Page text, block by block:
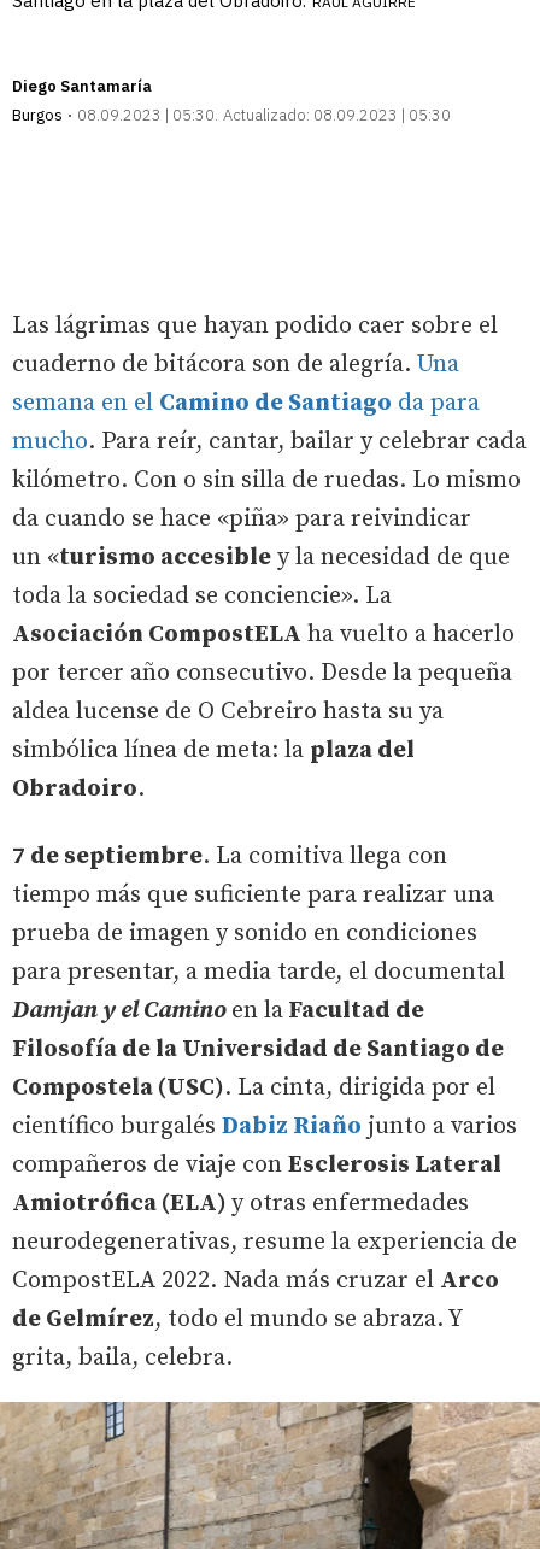
Diego Santamaría
Burgos
08.09.2023 | 05:30 Actualizado: 08.09.2023 | 05:30
Las lágrimas que hayan podido caer sobre el
cuaderno de bitácora son de alegría. Una
semana en el Camino de Santiago da para
mucho. Para reír, cantar, bailar y celebrar cada
kilómetro. Con o sin silla de ruedas. Lo mismo
da cuando se hace «piña» para reivindicar
un «turismo accesible y la necesidad de que
toda la sociedad se conciencie». La
Asociación CompostELA ha vuelto a hacerlo
por tercer año consecutivo. Desde la pequeña
aldea lucense de O Cebreiro hasta su ya
simbólica línea de meta: la plaza del
Obradoiro.
7 de septiembre. La comitiva llega con
tiempo más que suficiente para realizar una
prueba de imagen y sonido en condiciones
para presentar, a media tarde, el documental
Damjan y el Camino en la Facultad de
Filosofía de la Universidad de Santiago de
Compostela (USC). La cinta, dirigida por el
científico burgalés Dabiz Riaño junto a varios
compañeros de viaje con Esclerosis Lateral
Amiotrófica (ELA) y otras enfermedades
neurodegenerativas, resume la experiencia de
CompostELA 2022. Nada más cruzar el Arco
de Gelmírez, todo el mundo se abraza. Y
grita, baila, celebra.